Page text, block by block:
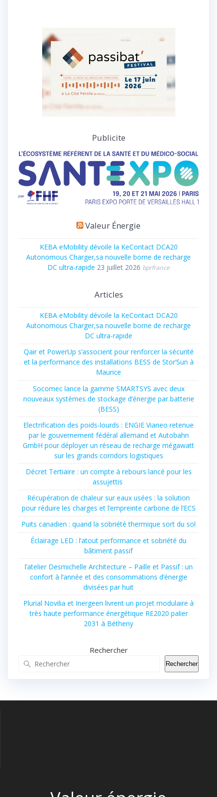
Publicite
Valeur Énergie
KEBA eMobility dévoile la KeContact DCA20
Autonomous Charger,sa nouvelle borne de recharge
DC ultra-rapide 23 juillet 2026 bprfrance
Articles
KEBA eMobility dévoile la KeContact DCA20
Autonomous Charger,sa nouvelle borne de recharge
DC ultra-rapide
Qair et PowerUp s’associent pour renforcer la sécurité
et la performance des installations BESS de Stor’Sun à
Maurice
Socomec lance la gamme SMARTSYS avec deux
nouveaux systèmes de stockage d’énergie par batterie
(BESS)
Electrification des poids-lourds : ENGIE Vianeo retenue
par le gouvernement fédéral allemand et Autobahn
GmbH pour déployer un réseau de recharge mégawatt
sur les grands corridors logistiques
Décret Tertiaire : un compte à rebours lancé pour les
assujettis
Récupération de chaleur sur eaux usées : la solution
pour réduire les charges et l’empreinte carbone de l’ECS
Puits canadien : quand la sobriété thermique sort du sol
Éclairage LED : l’atout performance et sobriété du
bâtiment passif
l’atelier Desmichelle Architecture – Paille et Passif : un
confort à l’année et des consommations d’énergie
divisées par huit
Plurial Novilia et Inergeen livrent un projet modulaire à
très haute performance énergétique RE2020 palier
2031 à Bétheny
Rechercher
Rechercher